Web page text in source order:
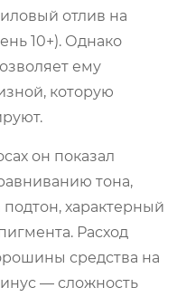
отлив на
10+). Однако
ему
которую
он показал
тона,
характерный
Расход
средства на
— сложность